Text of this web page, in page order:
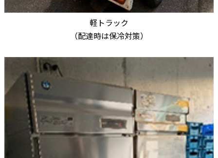
軽トラック
（配達時は保冷対策）